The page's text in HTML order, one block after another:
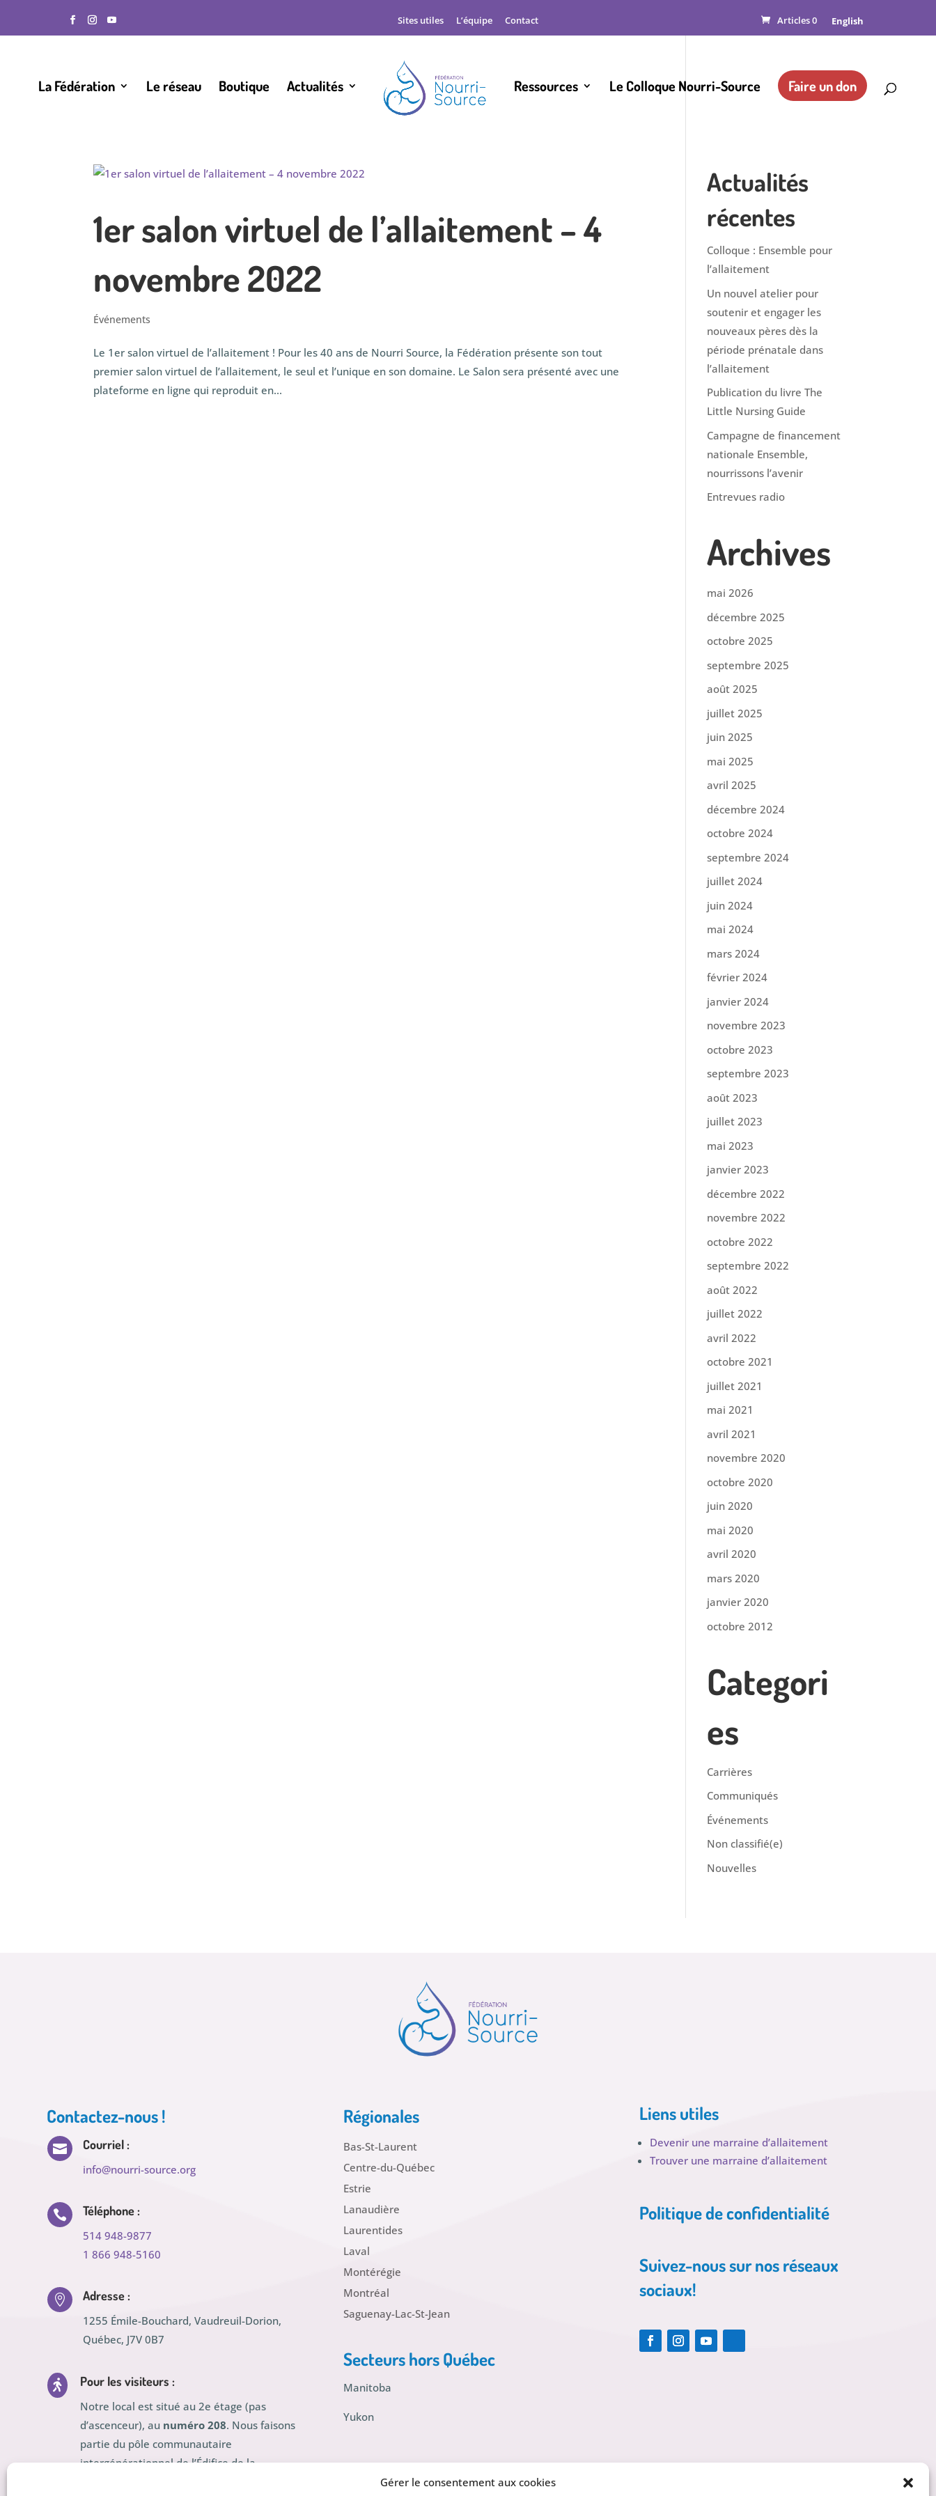
Gérer le consentement aux cookies
Sites utiles L’équipe Contact Articles 0 English
La Fédération Le réseau Boutique Actualités Ressources Le Colloque Nourri-Source Faire un don
1er salon virtuel de l’allaitement – 4
novembre 2022
Événements
Le 1er salon virtuel de l’allaitement ! Pour les 40 ans de Nourri Source, la Fédération présente son tout
premier salon virtuel de l’allaitement, le seul et l’unique en son domaine. Le Salon sera présenté avec une
plateforme en ligne qui reproduit en...
Actualités
récentes
Colloque : Ensemble pour
l’allaitement
Un nouvel atelier pour
soutenir et engager les
nouveaux pères dès la
période prénatale dans
l’allaitement
Publication du livre The
Little Nursing Guide
Campagne de financement
nationale Ensemble,
nourrissons l’avenir
Entrevues radio
Archives
mai 2026
décembre 2025
octobre 2025
septembre 2025
août 2025
juillet 2025
juin 2025
mai 2025
avril 2025
décembre 2024
octobre 2024
septembre 2024
juillet 2024
juin 2024
mai 2024
mars 2024
février 2024
janvier 2024
novembre 2023
octobre 2023
septembre 2023
août 2023
juillet 2023
mai 2023
janvier 2023
décembre 2022
novembre 2022
octobre 2022
septembre 2022
août 2022
juillet 2022
avril 2022
octobre 2021
juillet 2021
mai 2021
avril 2021
novembre 2020
octobre 2020
juin 2020
mai 2020
avril 2020
mars 2020
janvier 2020
octobre 2012
Categori
es
Carrières
Communiqués
Événements
Non classifié(e)
Nouvelles
Contactez-nous !
 Courriel :
info@nourri-source.org
 Téléphone :
514 948-9877
1 866 948-5160
 Adresse :
1255 Émile-Bouchard, Vaudreuil-Dorion,
Québec, J7V 0B7
 Pour les visiteurs :
Notre local est situé au 2e étage (pas
d’ascenceur), au numéro 208. Nous faisons
partie du pôle communautaire
intergénérationnel de l’Édifice de la
Régionales
Bas-St-Laurent
Centre-du-Québec
Estrie
Lanaudière
Laurentides
Laval
Montérégie
Montréal
Saguenay-Lac-St-Jean
Secteurs hors Québec
Manitoba
Yukon
Liens utiles
Devenir une marraine d’allaitement
Trouver une marraine d’allaitement
Politique de confidentialité
Suivez-nous sur nos réseaux
sociaux!